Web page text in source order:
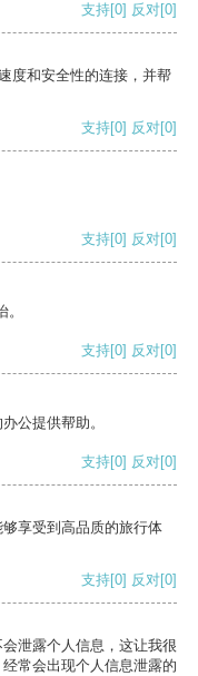
支持[0] 反对[0]
度和安全性的连接，并帮
支持[0] 反对[0]
支持[0] 反对[0]
支持[0] 反对[0]
公提供帮助。
支持[0] 反对[0]
享受到高品质的旅行体
支持[0] 反对[0]
泄露个人信息，这让我很
常会出现个人信息泄露的